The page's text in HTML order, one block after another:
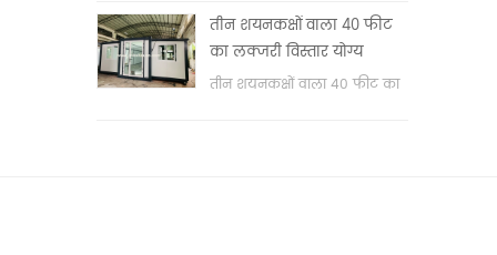
वॉश बेसिन & nbsp;
तीन शयनकक्षों वाला 40 फीट
का लक्जरी विस्तार योग्य
कंटेनर हाउस
तीन शयनकक्षों वाला 40 फीट का